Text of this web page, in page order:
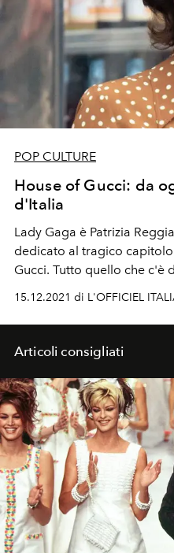
POP CULTURE
House of Gucci: da
d'Italia
Lady Gaga è Patrizia
dedicato al tragico
Gucci. Tutto quello che c'è
Maurizio Gucci, nel giorno
15.12.2021 di L'OFFICIEL
Articoli consigliati